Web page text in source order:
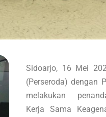
Sidoarjo, 16 Mei
(Perseroda) dengan
melakukan
Kerja Sama